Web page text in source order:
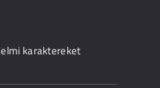
karaktereket